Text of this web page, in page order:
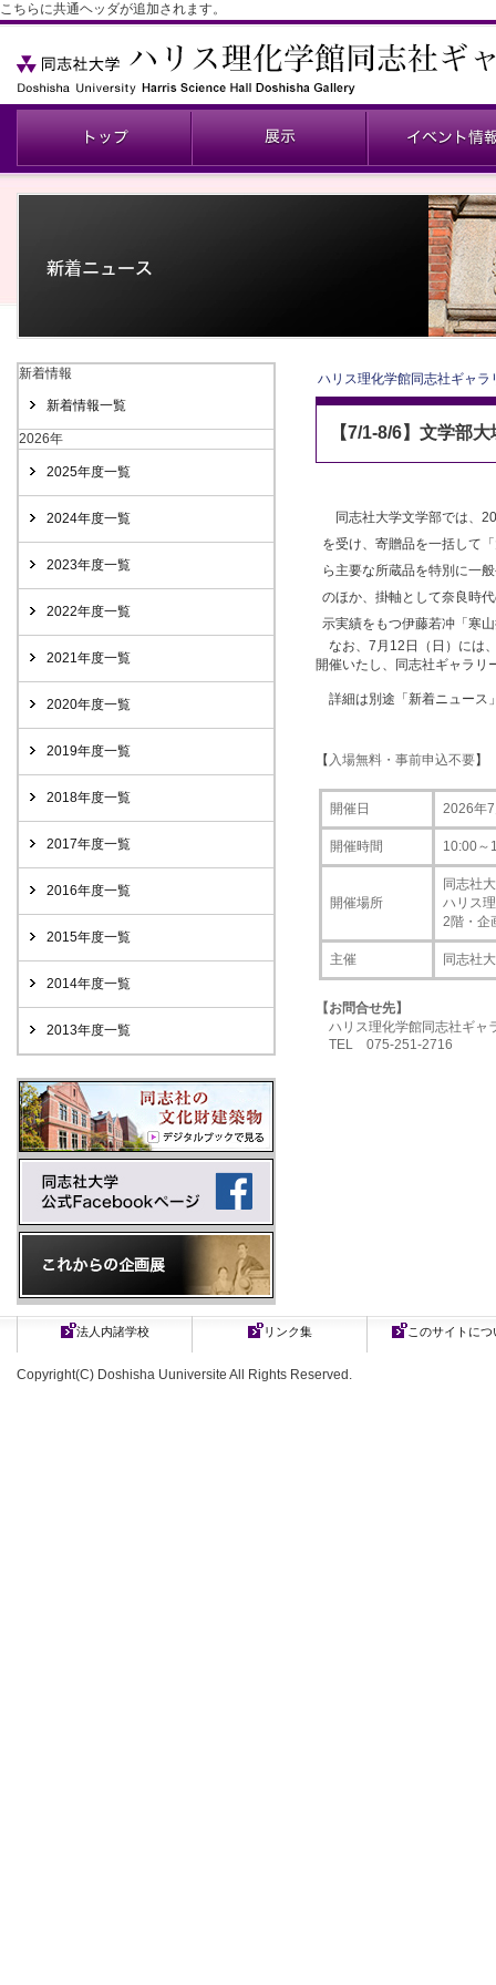
こちらに共通ヘッダが追加されます。
新着情報
新着情報一覧
2026年
2025年度一覧
2024年度一覧
2023年度一覧
2022年度一覧
2021年度一覧
2020年度一覧
2019年度一覧
2018年度一覧
2017年度一覧
2016年度一覧
2015年度一覧
2014年度一覧
2013年度一覧
ハリス理化学館同志社ギャラ
【7/1-8/6】文学部
同志社大学文学部では、
を受け、寄贈品を一括して
ら主要な所蔵品を特別に一
のほか、掛軸として奈良時
示実績をもつ伊藤若冲「寒
なお、7月12日（日）には
開催いたし、同志社ギャラリ
詳細は別途「新着ニュース
【 入場無料・事前申込不要】
開催日 2026年7
開催時間 10:00～
開催場所
同志社
ハリス
2階・企
主催 同志社
【お問合せ先】
ハリス理化学館同志社ギ
TEL 075-251-2716
法人内諸学校 リンク集 このサイトにつ
Copyright(C) Doshisha Uuniversite All Rights Reserved.